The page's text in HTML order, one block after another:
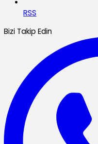
RSS
Bizi Takip Edin